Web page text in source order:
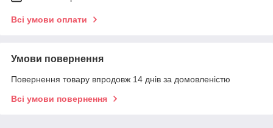
Всі умови оплати
Умови повернення
Повернення товару впродовж 14 днів за домовленістю
Всі умови повернення